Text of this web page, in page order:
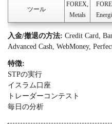
ツール
FOREX,
Metals
入金/撤退の方法: Credit Card,
Advanced Cash, WebMoney,
特徴:
STPの実行
イスラム口座
トレーダーコンテスト
毎日の分析